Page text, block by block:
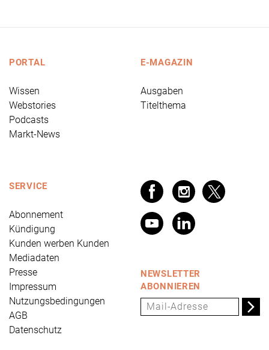
PORTAL
Wissen
Webstories
Podcasts
Markt-News
E-MAGAZIN
Ausgaben
Titelthema
SERVICE
Abonnement
Kündigung
Kunden werben Kunden
Mediadaten
Presse
Impressum
Nutzungsbedingungen
AGB
Datenschutz
NEWSLETTER
ABONNIEREN